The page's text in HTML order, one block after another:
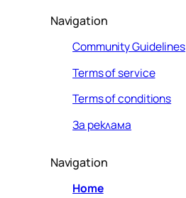
Navigation
Community Guidelines
Terms of service
Terms of conditions
За реклама
Navigation
Home